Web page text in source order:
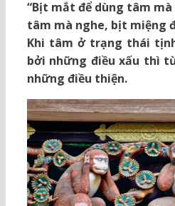
“Bịt mắt để dùng tâm
tâm mà nghe, bịt miệng
Khi tâm ở trạng thái
bởi những điều xấu thì
những điều thiện.